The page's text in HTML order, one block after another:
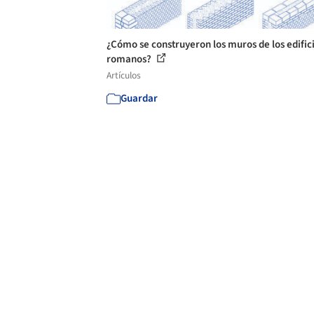
¿Cómo se construyeron los muros de los
romanos?
Artículos
Guardar